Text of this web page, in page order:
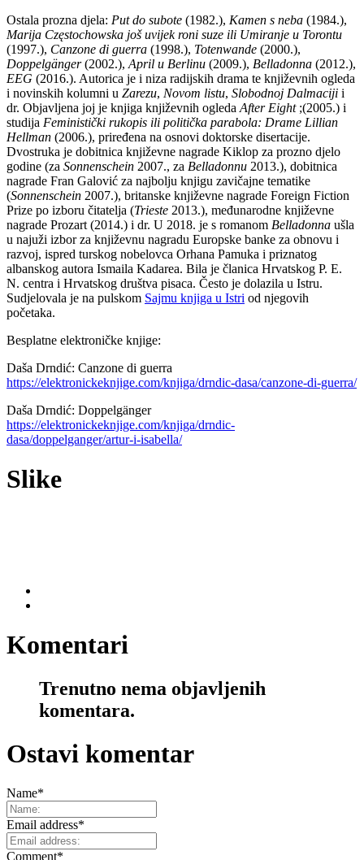
Ostala prozna djela: Put do subote (1982.), Kamen s neba (1984.),
Marija Częstochowska još uvijek roni suze ili Umiranje u Torontu
(1997.), Canzone di guerra (1998.), Totenwande (2000.),
Doppelgänger(2002.), April u Berlinu (2009.), Belladonna (2012.),
EEG (2016.). Autorica je i niza radijskih drama te književnih ogleda
i novinskih kolumni u Zarezu, Novom listu, Slobodnoj Dalmaciji i
dr. Objavljena joj je knjiga književnih ogleda After Eight;(2005.) i
studija Feministički rukopis ili politička parabola: Drame Lillian
Hellman (2006.), priređena na osnovi doktorske disertacije.
Dvostruka je dobitnica književne nagrade Kiklop za prozno djelo
godine (za Sonnenschein 2007., za Belladonnu 2013.), dobitnica
nagrade Fran Galović za najbolju knjigu zavičajne tematike
(Sonnenschein 2007.), britanske književne nagrade Foreign Fiction
Prize po izboru čitatelja (Trieste 2013.), međunarodne književne
nagrade Prozart (2014.) i dr. U 2018. je s romanom Belladonna ušla
u najuži izbor za književnu nagradu Europske banke za obnovu i
razvoj, ispred turskog nobelovca Orhana Pamuka i priznatog
albanskog autora Ismaila Kadarea. Bila je članica Hrvatskog P. E.
N. centra i Hrvatskog društva pisaca. Često je dolazila u Istru.
Sudjelovala je na pulskom Sajmu knjiga u Istri od njegovih
početaka.
Besplatne elektroničke knjige:
Daša Drndić: Canzone di guerra
https://elektronickeknjige.com/knjiga/drndic-dasa/canzone-di-guerra/
Daša Drndić: Doppelgänger
https://elektronickeknjige.com/knjiga/drndic-
dasa/doppelganger/artur-i-isabella/
Slike
Komentari
Trenutno nema objavljenih
komentara.
Ostavi komentar
Name*
Email address*
Comment*